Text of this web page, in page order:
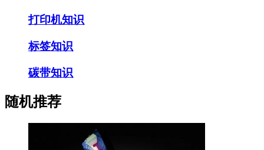
打印机知识
标签知识
碳带知识
随机推荐